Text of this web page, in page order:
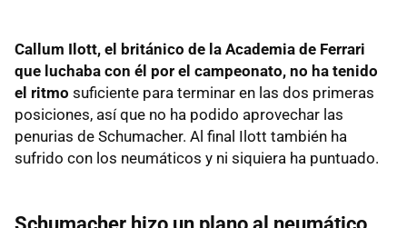
Callum Ilott, el británico de la Academia de Ferrari
que luchaba con él por el campeonato, no ha tenido
el ritmo suficiente para terminar en las dos primeras
posiciones, así que no ha podido aprovechar las
penurias de Schumacher. Al final Ilott también ha
sufrido con los neumáticos y ni siquiera ha puntuado.